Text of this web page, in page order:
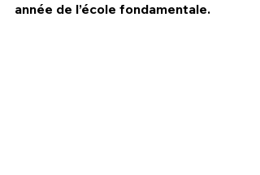
année de l’école fondamentale.